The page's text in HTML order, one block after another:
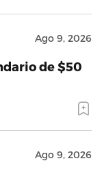
Ago 9, 2026
de $50
Ago 9, 2026